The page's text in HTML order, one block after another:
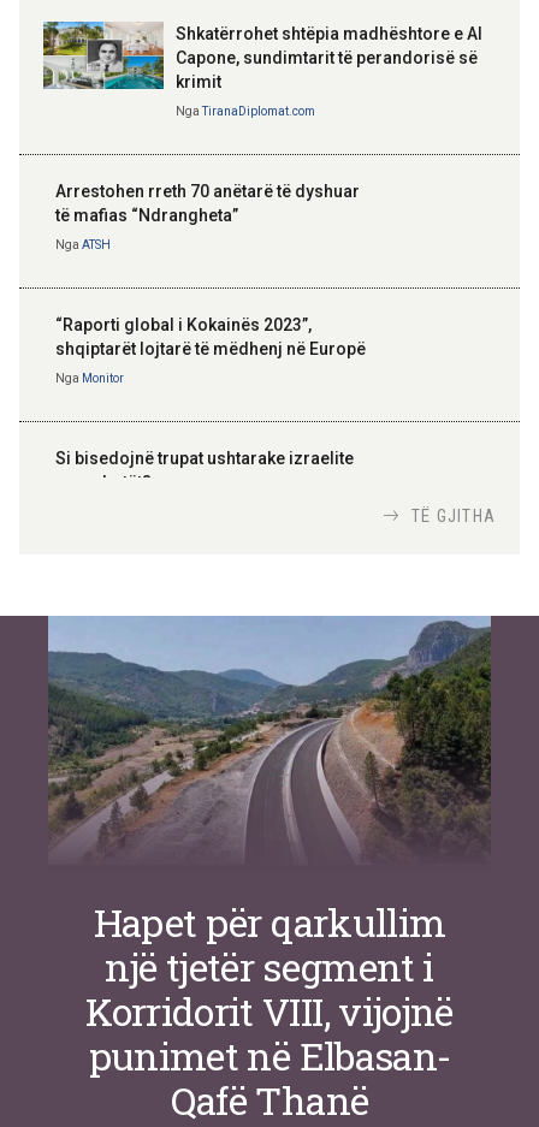
Shkatërrohet shtëpia madhështore e Al
Capone, sundimtarit të perandorisë së
krimit
NgaTiranaDiplomat.com
Arrestohen rreth 70 anëtarë të dyshuar
të mafias “Ndrangheta”
Nga ATSH
“Raporti global i Kokainës 2023”,
shqiptarët lojtarë të mëdhenj në Europë
Nga Monitor
Si bisedojnë trupat ushtarake izraelite
me robotët?
inteligjente izraelite
TË GJITHA
Hapet për qarkullim
një tjetër segment i
Korridorit VIII, vijojnë
punimet në Elbasan-
Qafë Thanë